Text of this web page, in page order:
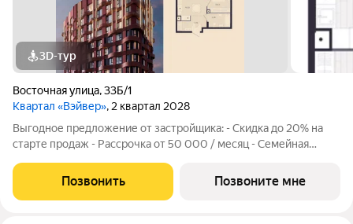
3D-тур
Восточная улица,33Б/1
Квартал «Вэйвер», 2 квартал 2028
Выгодное предложение от застройщика: - Скидка до 20% на
старте продаж - Рассрочка от 50 000 / месяц - Семейная
1-комнатной квартиры в Жилом квартале Вэйвер от
Девелоперской компании Люди,
Позвонить Позвоните мне